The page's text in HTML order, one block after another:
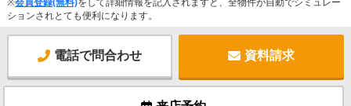
※会員登録(無料)をして詳細情報を記入されますと、全物件が自動でシミュレー
ションされとても便利になります。
電話で問合わせ 資料請求